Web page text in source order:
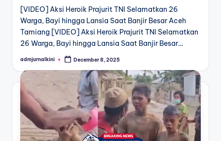
[VIDEO] Aksi Heroik Prajurit TNI Selamatkan 26
Warga, Bayi hingga Lansia Saat Banjir Besar Aceh
Tamiang [VIDEO] Aksi Heroik Prajurit TNI Selamatkan
26 Warga, Bayi hingga Lansia Saat Banjir Besar…
Posted
admjurnalkini December 8, 2025